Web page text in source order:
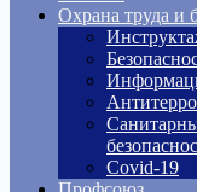
Охрана труда и
Covid-19